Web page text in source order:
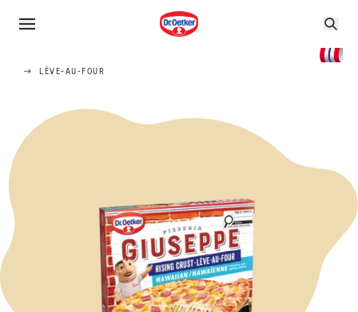
LÈVE-AU-FOUR